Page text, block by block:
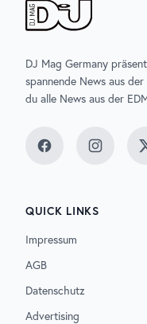
DJ Mag Germany
spannende News aus
du alle News aus der
FacebookInstagram
QUICK LINKS
Impressum
AGB
Datenschutz
Advertising